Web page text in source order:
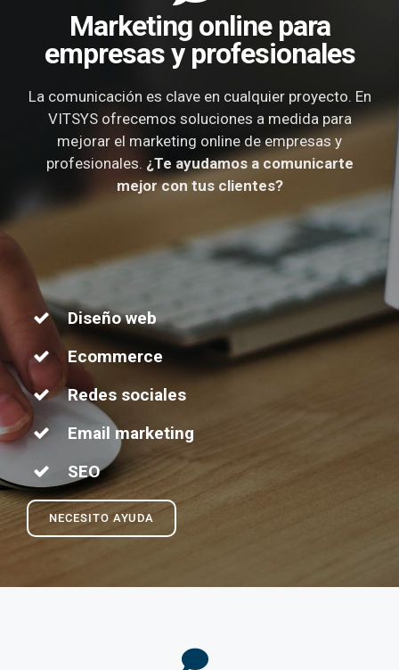
Marketing online para
empresas y profesionales
La comunicación es clave en cualquier proyecto. En
VITSYS ofrecemos soluciones a medida para
mejorar el marketing online de empresas y
profesionales. ¿Te ayudamos a comunicarte
mejor con tus clientes?
Diseño web
Ecommerce
Redes sociales
Email marketing
SEO
NECESITO AYUDA